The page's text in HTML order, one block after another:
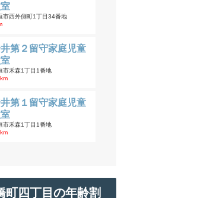
市西外側町1丁目34番地
第２留守家庭児童
市禾森1丁目1番地
第１留守家庭児童
市禾森1丁目1番地
町四丁目の年齢割